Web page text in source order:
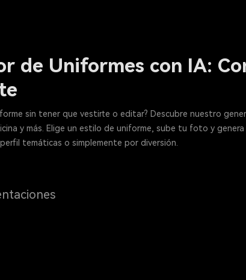
de Uniformes con IA:
sin tener que vestirte o editar? Descubre nuestro
y más. Elige un estilo de uniforme, sube tu foto y
temáticas o simplemente por diversión.